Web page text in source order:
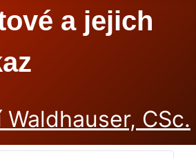
a jejich
Waldhauser, CSc.